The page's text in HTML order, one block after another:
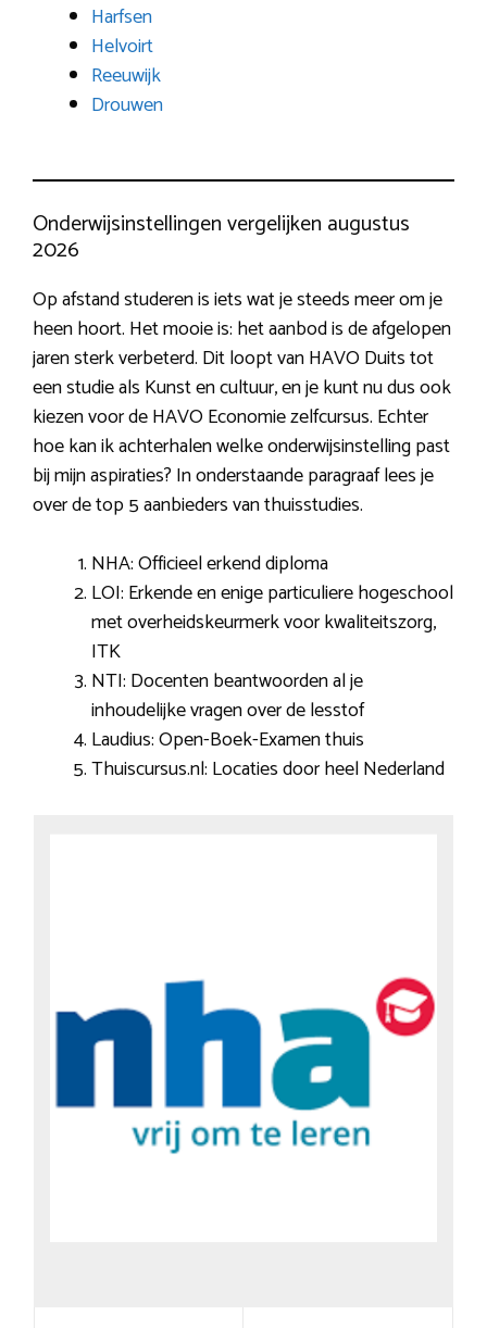
Harfsen
Helvoirt
Reeuwijk
Drouwen
Onderwijsinstellingen vergelijken augustus
2026
Op afstand studeren is iets wat je steeds meer om je
heen hoort. Het mooie is: het aanbod is de afgelopen
jaren sterk verbeterd. Dit loopt van HAVO Duits tot
een studie als Kunst en cultuur, en je kunt nu dus ook
kiezen voor de HAVO Economie zelfcursus. Echter
hoe kan ik achterhalen welke onderwijsinstelling past
bij mijn aspiraties? In onderstaande paragraaf lees je
over de top 5 aanbieders van thuisstudies.
NHA: Officieel erkend diploma
LOI: Erkende en enige particuliere hogeschool
met overheidskeurmerk voor kwaliteitszorg,
ITK
NTI: Docenten beantwoorden al je
inhoudelijke vragen over de lesstof
Laudius: Open-Boek-Examen thuis
Thuiscursus.nl: Locaties door heel Nederland